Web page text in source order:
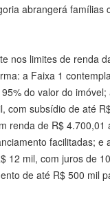
abrangerá famílias
nos limites de renda
a Faixa 1
do valor do
com subsídio de até
renda de R$ 4.700,01
facilitadas; e
12 mil, com juros de
de até R$ 500 mil